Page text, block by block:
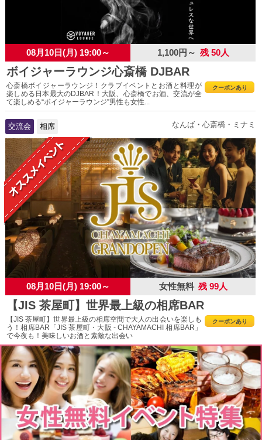
08月10日(月) 19:00～ 1,100円～ 残 50人
ボイジャーラウンジ心斎橋 DJBAR
クーポンあり
心斎橋ボイジャーラウンジ！クラブイベントとお酒と料理が
楽しめる日本最大のDJBAR！大阪、心斎橋でお酒、交流が全
て楽しめる“ボイジャーラウンジ”男性も女性...
交流会 相席 なんば・心斎橋・ミナミ
08月10日(月) 19:00～ 女性無料 残 99人
【JIS 茶屋町】世界最上級の相席BAR
クーポンあり
【JIS 茶屋町】世界最上級の相席空間で大人の出会いを楽しも
う！相席BAR「JIS 茶屋町・大阪 - CHAYAMACHI 相席BAR」
で今夜も！美味しいお酒と素敵な出会い